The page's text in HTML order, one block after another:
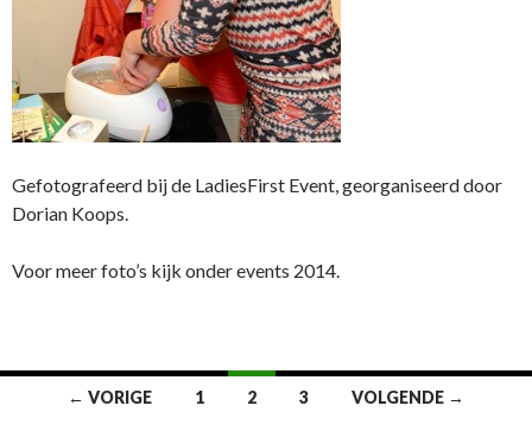
Gefotografeerd bij de LadiesFirst Event, georganiseerd door
Dorian Koops.
Voor meer foto’s kijk onder events 2014.
← VORIGE 1 2 3 VOLGENDE →